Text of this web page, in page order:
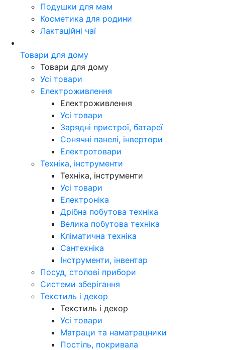
Подушки для мам
Косметика для родини
Лактаційні чаї
Товари для дому
Товари для дому
Усі товари
Електроживлення
Електроживлення
Усі товари
Зарядні пристрої, батареї
Сонячні панелі, інвертори
Електротовари
Техніка, інструменти
Техніка, інструменти
Усі товари
Електроніка
Дрібна побутова техніка
Велика побутова техніка
Кліматична техніка
Сантехніка
Інструменти, інвентар
Посуд, столові прибори
Системи зберігання
Текстиль і декор
Текстиль і декор
Усі товари
Матраци та наматрацники
Постіль, покривала